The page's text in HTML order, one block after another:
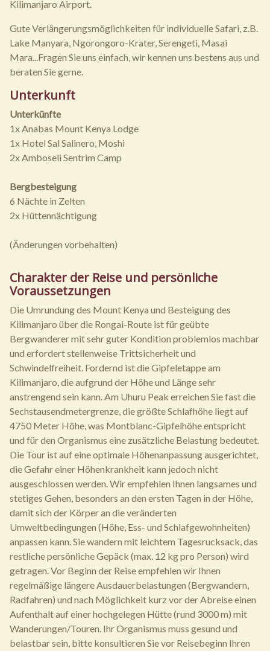
Kilimanjaro Airport.
Gute Verlängerungsmöglichkeiten für individuelle Safari, z.B.
Lake Manyara, Ngorongoro-Krater, Serengeti, Masai
Mara...Fragen Sie uns einfach, wir kennen uns bestens aus und
beraten Sie gerne.
Unterkunft
Unterkünfte
1x Anabas Mount Kenya Lodge
1x Hotel Sal Salinero, Moshi
2x Amboseli Sentrim Camp
Bergbesteigung
6 Nächte in Zelten
2x Hüttennächtigung
(Änderungen vorbehalten)
Charakter der Reise und persönliche
Voraussetzungen
Die Umrundung des Mount Kenya und Besteigung des
Kilimanjaro über die Rongai-Route ist für geübte
Bergwanderer mit sehr guter Kondition problemlos machbar
und erfordert stellenweise Trittsicherheit und
Schwindelfreiheit. Fordernd ist die Gipfeletappe am
Kilimanjaro, die aufgrund der Höhe und Länge sehr
anstrengend sein kann. Am Uhuru Peak erreichen Sie fast die
Sechstausendmetergrenze, die größte Schlafhöhe liegt auf
4750 Meter Höhe, was Montblanc-Gipfelhöhe entspricht
und für den Organismus eine zusätzliche Belastung bedeutet.
Die Tour ist auf eine optimale Höhenanpassung ausgerichtet,
die Gefahr einer Höhenkrankheit kann jedoch nicht
ausgeschlossen werden. Wir empfehlen Ihnen langsames und
stetiges Gehen, besonders an den ersten Tagen in der Höhe,
damit sich der Körper an die veränderten
Umweltbedingungen (Höhe, Ess- und Schlafgewohnheiten)
anpassen kann. Sie wandern mit leichtem Tagesrucksack, das
restliche persönliche Gepäck (max. 12 kg pro Person) wird
getragen. Vor Beginn der Reise empfehlen wir Ihnen
regelmäßige längere Ausdauerbelastungen (Bergwandern,
Radfahren) und nach Möglichkeit kurz vor der Abreise einen
Aufenthalt auf einer hochgelegen Hütte (rund 3000 m) mit
Wanderungen/Touren. Ihr Organismus muss gesund und
belastbar sein, bitte konsultieren Sie vor Reisebeginn Ihren